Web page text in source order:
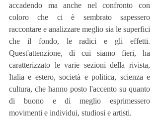
accadendo ma anche nel confronto con
coloro che ci è sembrato sapessero
raccontare e analizzare meglio sia le superfici
che il fondo, le radici e gli effetti.
Quest'attenzione, di cui siamo fieri, ha
caratterizzato le varie sezioni della rivista,
Italia e estero, società e politica, scienza e
cultura, che hanno posto l'accento su quanto
di buono e di meglio esprimessero
movimenti e individui, studiosi e artisti.